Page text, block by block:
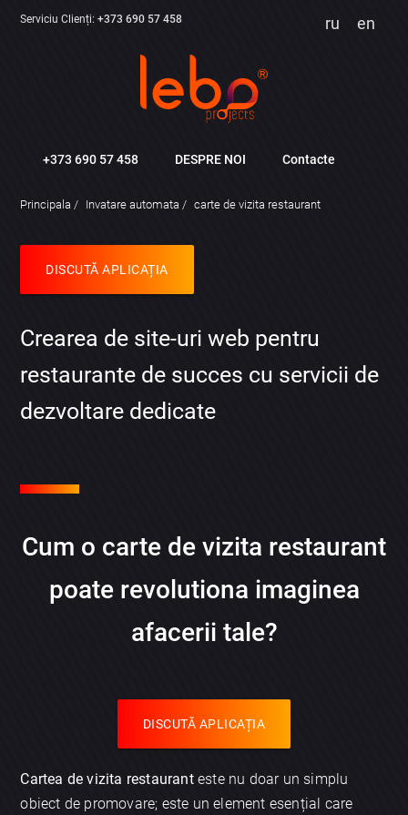
Serviciu Clienți:+373 690 57 458 ru en
+373 690 57 458 DESPRE NOI Contacte
Principala Invatare automata carte de vizita restaurant
DISCUTĂ APLICAȚIA
Crearea de site-uri web pentru
restaurante de succes cu servicii de
dezvoltare dedicate
Cum o carte de vizita restaurant
poate revolutiona imaginea
afacerii tale?
DISCUTĂ APLICAȚIA
Cartea de vizita restauranteste nu doar un simplu
obiect de promovare; este un element esențial care